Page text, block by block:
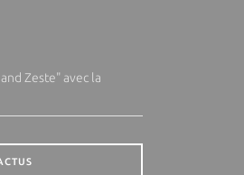
Zeste" avec la